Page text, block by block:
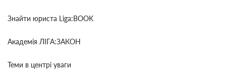
Знайти юриста Liga:BOOK
Академія ЛІГА:ЗАКОН
Теми в центрі уваги